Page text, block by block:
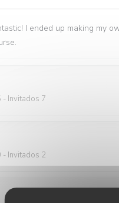
I ended up making my
- Invitados 7
- Invitados 2